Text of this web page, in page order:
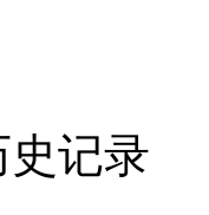
记录